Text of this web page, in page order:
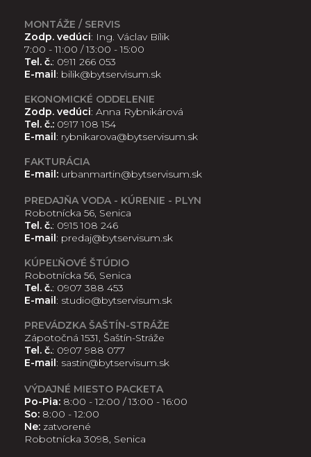
MONTÁŽE / SERVIS
Zodp. vedúci: Ing. Václav Bílik
7:00 - 11:00 / 13:00 - 15:00
Tel. č.: 0911 266 053
E-mail: bilik@bytservisum.sk
EKONOMICKÉ ODDELENIE
Zodp. vedúci: Anna Rybnikárová
Tel. č.: 0917 108 154
E-mail: rybnikarova@bytservisum.sk
FAKTURÁCIA
E-mail: urbanmartin@bytservisum.sk
PREDAJŇA VODA - KÚRENIE - PLYN
Robotnícka 56, Senica
Tel. č.: 0915 108 246
E-mail: predaj@bytservisum.sk
KÚPEĽŇOVÉ ŠTÚDIO
Robotnícka 56, Senica
Tel. č.: 0907 388 453
E-mail: studio@bytservisum.sk
PREVÁDZKA ŠAŠTÍN-STRÁŽE
Zápotočná 1531, Šaštín-Stráže
Tel. č.: 0907 988 077
E-mail: sastin@bytservisum.sk
VÝDAJNÉ MIESTO PACKETA
Po-Pia: 8:00 - 12:00 / 13:00 - 16:00
So: 8:00 - 12:00
Ne: zatvorené
Robotnícka 3098, Senica